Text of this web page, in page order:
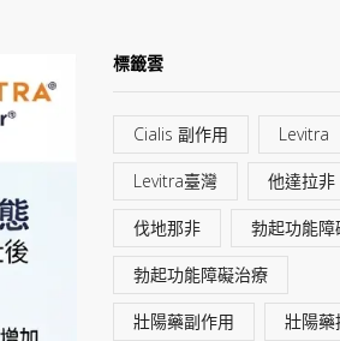
標籤雲
Cialis 副作用 Levitra
Levitra臺灣 他達拉非
伐地那非 勃起功能障
勃起功能障礙治療
壯陽藥副作用 壯陽藥